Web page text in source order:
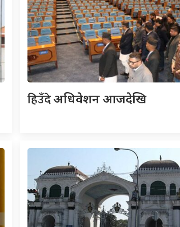
हिउँदेअधिवेशन आजदेखि